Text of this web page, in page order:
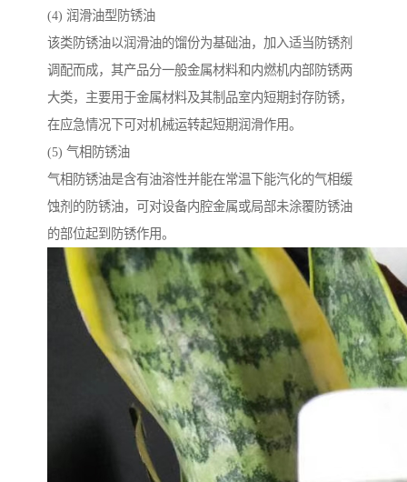
(4) 润滑油型防锈油
该类防锈油以润滑油的馏份为基础油，加入适当防锈剂
调配而成，其产品分一般金属材料和内燃机内部防锈两
大类，主要用于金属材料及其制品室内短期封存防锈，
在应急情况下可对机械运转起短期润滑作用。
(5) 气相防锈油
气相防锈油是含有油溶性并能在常温下能汽化的气相缓
蚀剂的防锈油，可对设备内腔金属或局部未涂覆防锈油
的部位起到防锈作用。